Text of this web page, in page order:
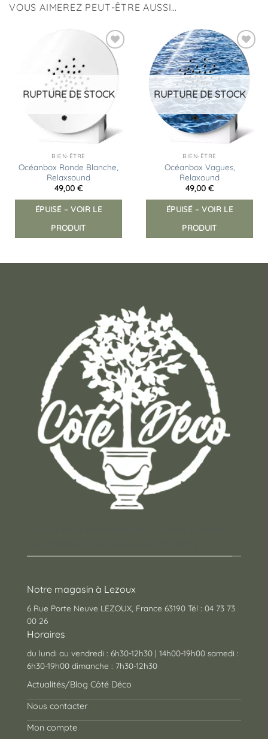
VOUS AIMEREZ PEUT-ÊTRE AUSSI…
Ajouter
à la
RUPTURE DE STOCK
BIEN-ÊTRE
Océanbox Ronde Blanche,
Relaxsound
49,00 €
ÉPUISÉ – VOIR LE
PRODUIT
Ajouter
à la
liste
d’envies
RUPTURE DE STOCK
BIEN-ÊTRE
Océanbox Vagues,
Relaxound
49,00 €
ÉPUISÉ – VOIR LE
PRODUIT
Notre magasin à Lezoux
6 Rue Porte Neuve LEZOUX, France 63190 Tél : 04 73 73
00 26
Horaires
du lundi au vendredi : 6h30-12h30 | 14h00-19h00 samedi :
6h30-19h00 dimanche : 7h30-12h30
Actualités/Blog Côté Déco
Nous contacter
Mon compte